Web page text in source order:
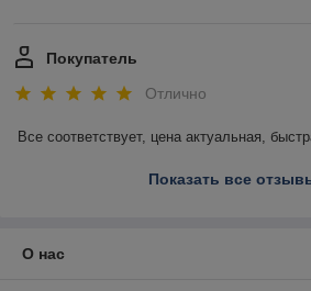
Покупатель
Отлично
Все соответствует, цена актуальная,
Показать все
О нас